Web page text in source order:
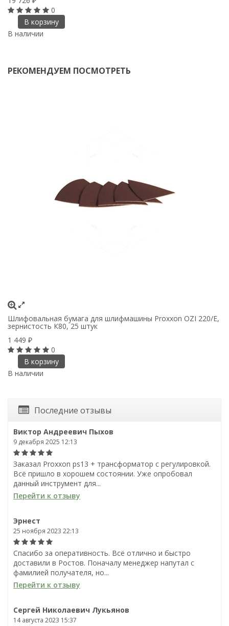
0
В корзину
В наличии
РЕКОМЕНДУЕМ ПОСМОТРЕТЬ
Шлифовальная бумага для шлифмашины Proxxon OZI 220/E,
зернистость К80, 25 штук
1 449 ₽
0
В корзину
В наличии
Последние отзывы
Виктор Андреевич Пыхов
9 декабря 2025 12:13
Заказал Proxxon ps13 + трансформатор с регулировкой.
Всё пришло в хорошем состоянии. Уже опробовал
данный инструмент для...
Перейти к отзыву
Эрнест
25 ноября 2023 22:13
Спасибо за оперативность. Всё отлично и быстро
доставили в Ростов. Поначалу менеджер напутал с
фамилией получателя, но...
Перейти к отзыву
Сергей Николаевич Лукьянов
14 августа 2023 15:37